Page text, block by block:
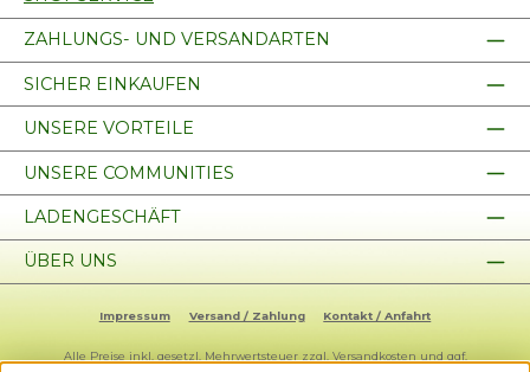
ZAHLUNGS- UND VERSANDARTEN
SICHER EINKAUFEN
UNSERE VORTEILE
UNSERE COMMUNITIES
LADENGESCHÄFT
ÜBER UNS
Impressum Versand / Zahlung Kontakt / Anfahrt
Alle Preise inkl. gesetzl. Mehrwertsteuer zzgl. Versandkosten und ggf.